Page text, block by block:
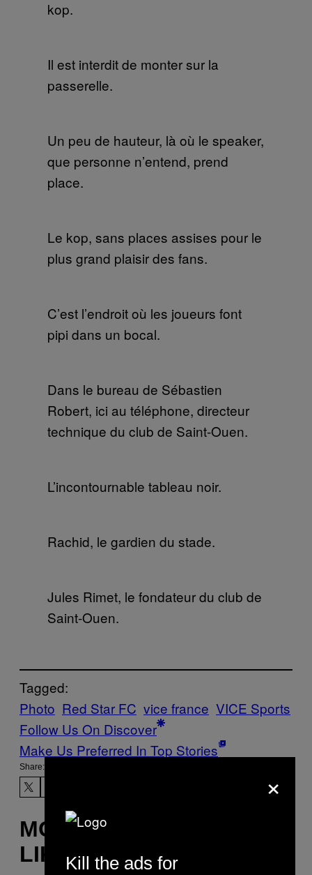
kop.
Il est interdit de monter sur la
passerelle.
Un peu de hauteur, là où le speaker,
que personne n’entend, prend
place.
Le kop, sans places assises pour le
plus grand plaisir des fans.
C’est l’endroit où les joueurs font
pipi dans un bocal.
Dans le bureau de Sébastien
Robert, ici au téléphone, directeur
technique du club de Saint-Ouen.
L’incontournable tableau noir.
Rachid, le gardien du stade.
Jules Rimet, le fondateur du club de
Saint-Ouen.
Tagged:
Photo Red Star FC vice france VICE Sports
Follow Us On Discover
Make Us Preferred In Top Stories
Share:
MORE
LIKE THIS
×
Kill the ads for